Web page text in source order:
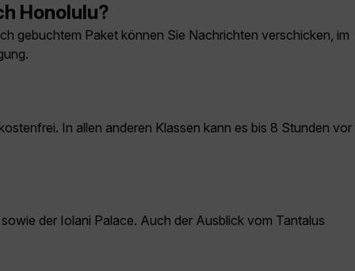
Honolulu?
gebuchtem Paket können Sie Nachrichten verschicken, im
In allen anderen Klassen kann es bis 8 Stunden vor
der Iolani Palace. Auch der Ausblick vom Tantalus